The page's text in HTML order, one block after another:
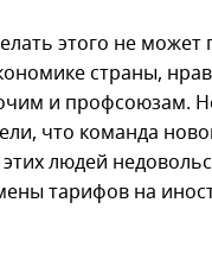
этого не может
страны,
и профсоюзам.
что команда
людей
тарифов на